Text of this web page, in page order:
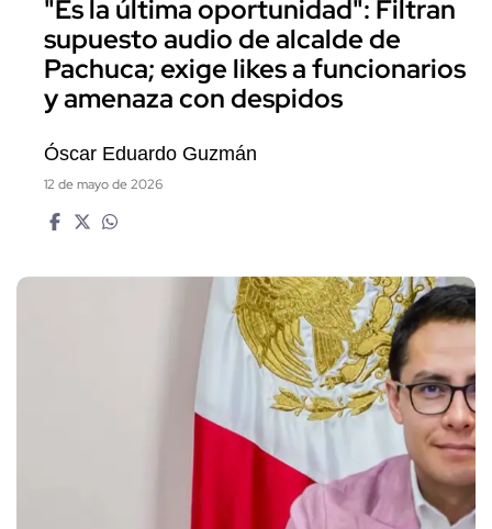
"Es la última oportunidad": Filtran
supuesto audio de alcalde de
Pachuca; exige likes a funcionarios
y amenaza con despidos
Óscar Eduardo Guzmán
12 de mayo de 2026